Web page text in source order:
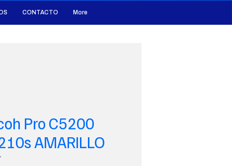
CONTACTO More
Pro C5200
AMARILLO